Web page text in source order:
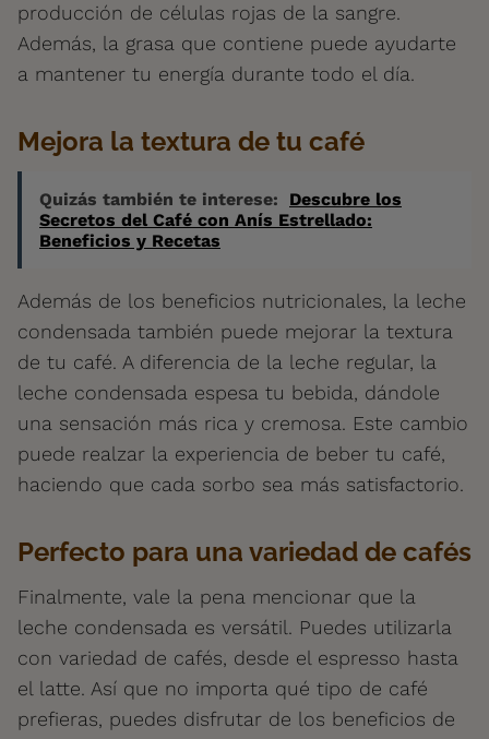
producción de células rojas de la sangre.
Además, la grasa que contiene puede ayudarte
a mantener tu energía durante todo el día.
Mejora la textura de tu café
Quizás también te interese:
Descubre los
Secretos del Café con Anís Estrellado:
Beneficios y Recetas
Además de los beneficios nutricionales, la leche
condensada también puede mejorar la textura
de tu café. A diferencia de la leche regular, la
leche condensada espesa tu bebida, dándole
una sensación más rica y cremosa. Este cambio
puede realzar la experiencia de beber tu café,
haciendo que cada sorbo sea más satisfactorio.
Perfecto para una variedad de cafés
Finalmente, vale la pena mencionar que la
leche condensada es versátil. Puedes utilizarla
con variedad de cafés, desde el espresso hasta
el latte. Así que no importa qué tipo de café
prefieras, puedes disfrutar de los beneficios de